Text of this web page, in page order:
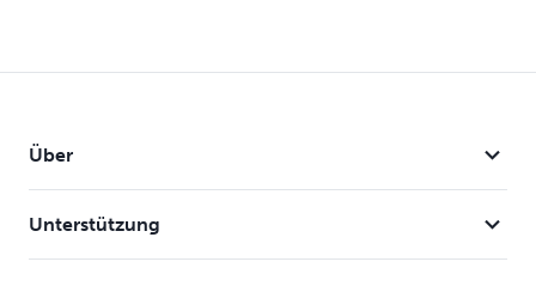
Über
Unterstützung